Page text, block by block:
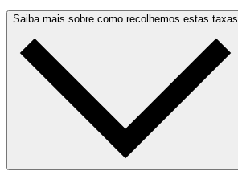
Saiba mais sobre como recolhemos estas taxas